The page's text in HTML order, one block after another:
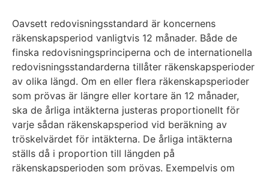
Oavsett redovisningsstandard är koncernens
räkenskapsperiod vanligtvis 12 månader. Både de
finska redovisningsprinciperna och de internationella
redovisningsstandarderna tillåter räkenskapsperioder
av olika längd. Om en eller flera räkenskapsperioder
som prövas är längre eller kortare än 12 månader,
ska de årliga intäkterna justeras proportionellt för
varje sådan räkenskapsperiod vid beräkning av
tröskelvärdet för intäkterna. De årliga intäkterna
ställs då i proportion till längden på
räkenskapsperioden som prövas. Exempelvis om